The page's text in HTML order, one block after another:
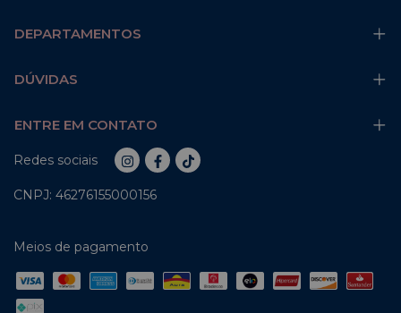
DEPARTAMENTOS
DÚVIDAS
ENTRE EM CONTATO
Redes sociais
CNPJ: 46276155000156
Meios de pagamento